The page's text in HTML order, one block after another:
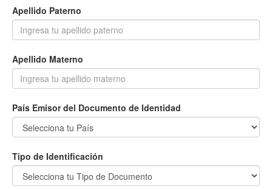
Apellido Paterno
Apellido Materno
País Emisor del Documento de Identidad
Tipo de Identificación